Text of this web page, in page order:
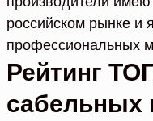
российском рынке и
профессиональных
Рейтинг
сабельных